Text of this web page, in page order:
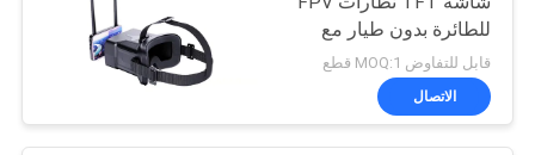
للطائرة بدون طيار مع
شاشة 4.3 بوصة
قابل للتفاوض MOQ:1 قطع
الاتصال